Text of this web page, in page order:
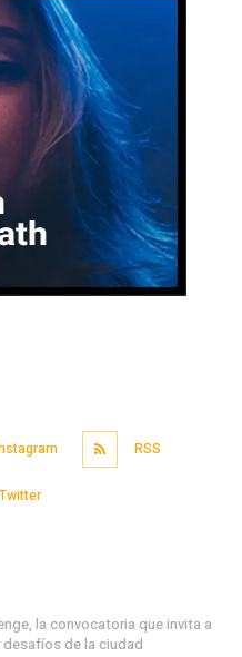
RSS
Twitter
la convocatoria que invita a
de la ciudad